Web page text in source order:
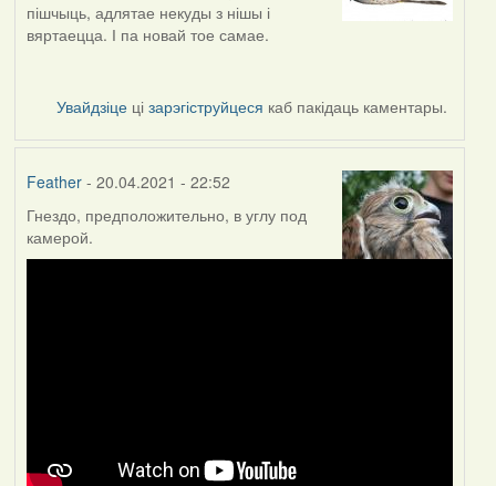
пішчыць, адлятае некуды з нішы і
вяртаецца. І па новай тое самае.
Увайдзіце цізарэгіструйцеся каб пакідаць каментары.
Feather- 20.04.2021 - 22:52
Гнездо, предположительно, в углу под
камерой.